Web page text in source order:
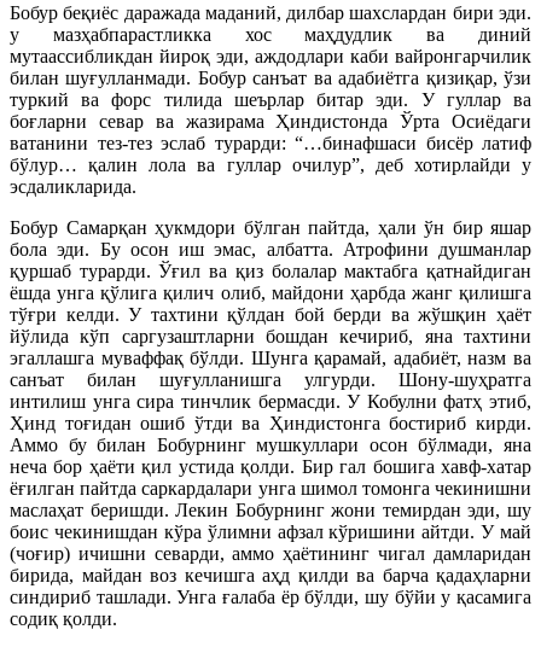
Бобур беқиёс даражада маданий, дилбар шахслардан бири эди.
у мазҳабпарастликка хос маҳдудлик ва диний
мутаассибликдан йироқ эди, аждодлари каби вайронгарчилик
билан шуғулланмади. Бобур санъат ва адабиётга қизиқар, ўзи
туркий ва форс тилида шеърлар битар эди. У гуллар ва
боғларни севар ва жазирама Ҳиндистонда Ўрта Осиёдаги
ватанини тез-тез эслаб турарди: “…бинафшаси бисёр латиф
бўлур… қалин лола ва гуллар очилур”, деб хотирлайди у
эсдаликларида.
Бобур Самарқан ҳукмдори бўлган пайтда, ҳали ўн бир яшар
бола эди. Бу осон иш эмас, албатта. Атрофини душманлар
қуршаб турарди. Ўғил ва қиз болалар мактабга қатнайдиган
ёшда унга қўлига қилич олиб, майдони ҳарбда жанг қилишга
тўғри келди. У тахтини қўлдан бой берди ва жўшқин ҳаёт
йўлида кўп саргузаштларни бошдан кечириб, яна тахтини
эгаллашга муваффақ бўлди. Шунга қарамай, адабиёт, назм ва
санъат билан шуғулланишга улгурди. Шону-шуҳратга
интилиш унга сира тинчлик бермасди. У Кобулни фатҳ этиб,
Ҳинд тоғидан ошиб ўтди ва Ҳиндистонга бостириб кирди.
Аммо бу билан Бобурнинг мушкуллари осон бўлмади, яна
неча бор ҳаёти қил устида қолди. Бир гал бошига хавф-хатар
ёғилган пайтда саркардалари унга шимол томонга чекинишни
маслаҳат беришди. Лекин Бобурнинг жони темирдан эди, шу
боис чекинишдан кўра ўлимни афзал кўришини айтди. У май
(чоғир) ичишни севарди, аммо ҳаётининг чигал дамларидан
бирида, майдан воз кечишга аҳд қилди ва барча қадаҳларни
синдириб ташлади. Унга ғалаба ёр бўлди, шу бўйи у қасамига
содиқ қолди.